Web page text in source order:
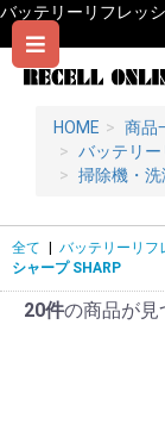
バッテリーリフレッ
HOME
商品
バッテリ
掃除機・
全て バッテリーリフ
シャープ SHARP
20件の商品が見